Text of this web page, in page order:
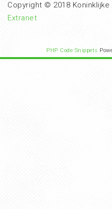
Copyright © 2018
Extranet
PHP Code Snippets